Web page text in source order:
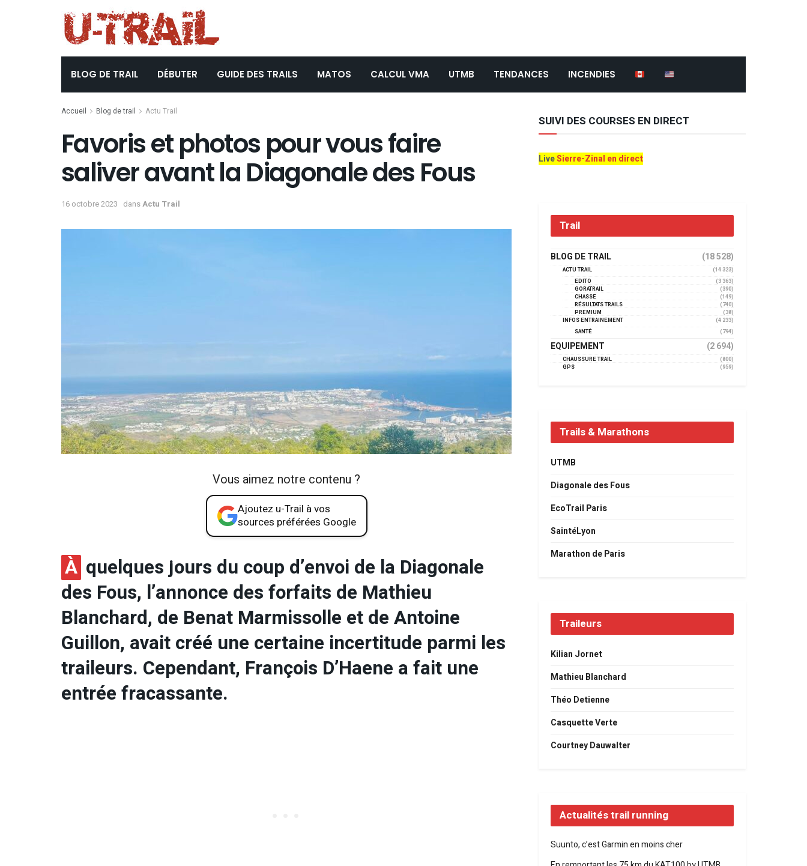
BLOG DE TRAIL DÉBUTER GUIDE DES TRAILS MATOS CALCUL VMA UTMB TENDANCES INCENDIES
Accueil Blog de trail Actu Trail
Favoris et photos pour vous faire
saliver avant la Diagonale des Fous
16 octobre 2023 dansActu Trail
Vous aimez notre contenu ?
Ajoutez u-Trail à vos
sources préférées Google
À quelques jours du coup d’envoi de la Diagonale
des Fous, l’annonce des forfaits de Mathieu
Blanchard, de Benat Marmissolle et de Antoine
Guillon, avait créé une certaine incertitude parmi les
traileurs. Cependant, François D’Haene a fait une
entrée fracassante.
SUIVI DES COURSES EN DIRECT
LiveSierre-Zinal en direct
Trail
BLOG DE TRAIL (18 528)
ACTU TRAIL
(14 323)
EDITO
(3 363)
GORATRAIL
(390)
CHASSE
(149)
RÉSULTATS TRAILS
(740)
PREMIUM
(38)
INFOS ENTRAINEMENT
(4 233)
SANTÉ
(794)
EQUIPEMENT (2 694)
CHAUSSURE TRAIL
(800)
GPS
(959)
Trails & Marathons
UTMB
Diagonale des Fous
EcoTrail Paris
SaintéLyon
Marathon de Paris
Traileurs
Kilian Jornet
Mathieu Blanchard
Théo Detienne
Casquette Verte
Courtney Dauwalter
Actualités trail running
Suunto, c’est Garmin en moins cher